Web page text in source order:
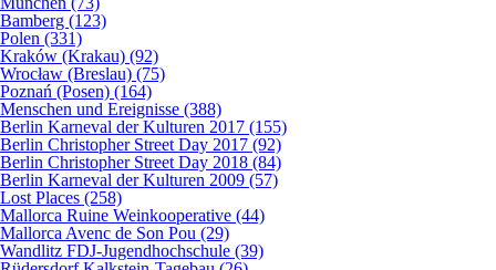
Bamberg (123)
Polen (331)
Kraków (Krakau) (92)
Wrocław (Breslau) (75)
Poznań (Posen) (164)
Menschen und Ereignisse (388)
Berlin Karneval der Kulturen 2017 (155)
Berlin Christopher Street Day 2017 (92)
Berlin Christopher Street Day 2018 (84)
Berlin Karneval der Kulturen 2009 (57)
Lost Places (258)
Mallorca Ruine Weinkooperative (44)
Mallorca Avenc de Son Pou (29)
Wandlitz FDJ-Jugendhochschule (39)